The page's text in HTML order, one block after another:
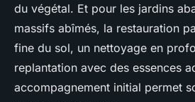
du végétal. Et pour les jardins
massifs abîmés, la restauration
fine du sol, un nettoyage en
replantation avec des essences
accompagnement initial permet